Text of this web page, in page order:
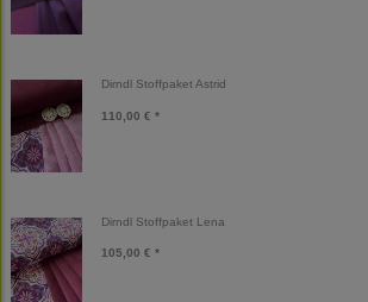
Dirndl Stoffpaket Astrid
110,00 € *
Dirndl Stoffpaket Lena
105,00 € *